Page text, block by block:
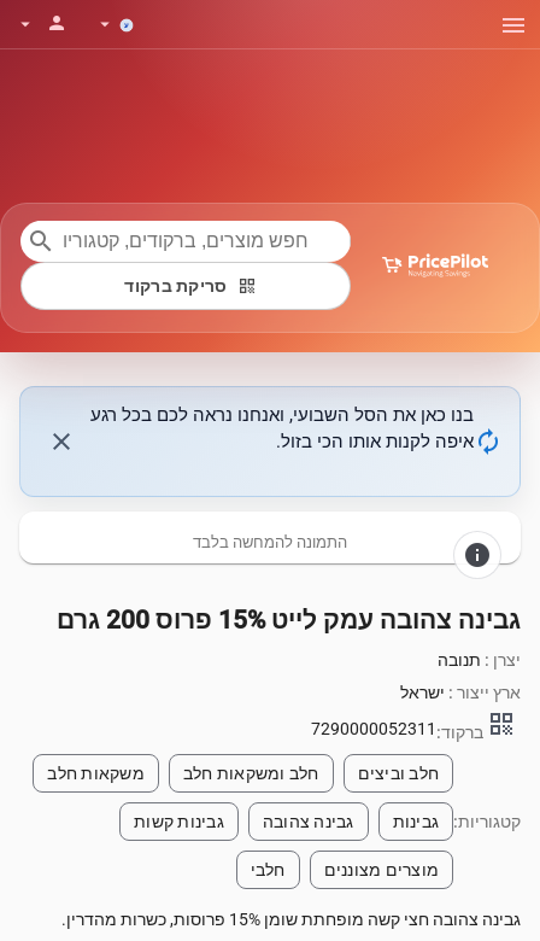
menu
arrow_drop_down
person
arrow_drop_down
search
qr_code סריקת ברקוד
autorenew
בנו כאן את הסל השבועי, ואנחנו נראה לכם בכל רגע
איפה לקנות אותו הכי בזול.
close
info התמונה להמחשה בלבד
גבינה צהובה עמק לייט 15% פרוס 200 גרם
יצרן : תנובה
ארץ ייצור : ישראל
qr_code ברקוד: 7290000052311
קטגוריות:
חלב וביצים חלב ומשקאות חלב משקאות חלב
גבינות גבינה צהובה גבינות קשות
מוצרים מצוננים חלבי
גבינה צהובה חצי קשה מופחתת שומן 15% פרוסות, כשרות מהדרין.